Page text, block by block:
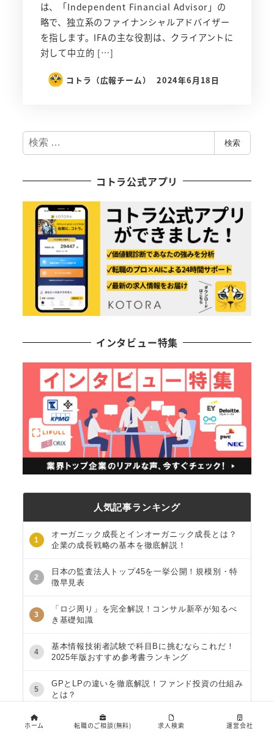
は、「Independent Financial Advisor」の
略で、独立系のファイナンシャルアドバイザー
を指します。IFAの主な役割は、クライアントに
対して中立的 […]
コトラ（広報チーム） 2024年6月18日
検
索
検索
コトラ公式アプリ
インタビュー特集
人気記事ランキング
1
オーガニック成長とインオーガニック成長とは？
企業の成長戦略の基本を徹底解説！
2
日本の監査法人トップ45を一挙公開！規模別・特
徴早見表
3
「ロジ周り」を完全解説！コンサル新卒が知るべ
き基礎知識
4
基本情報技術者試験で科目Bに挑むならこれだ！
2025年版おすすめ参考書ランキング
5
GPとLPの違いを徹底解説！ファンド投資の仕組み
とは？
6
文系でも高収入が実現！年収ランキングで見る注
ホーム 転職のご相談(無料) 求人検索 運営会社